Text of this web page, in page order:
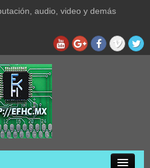
audio, video y demás